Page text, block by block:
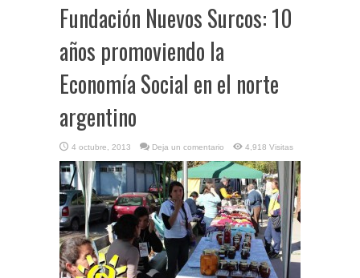
Fundación Nuevos Surcos: 10
años promoviendo la
Economía Social en el norte
argentino
4 octubre, 2013 Deja un comentario 4,918 Visitas